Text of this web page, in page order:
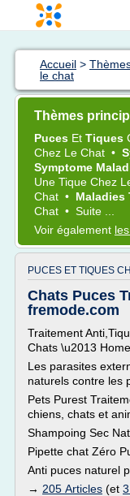
Accueil >
le chat
Thèmes
Puces Et Tiques
Chez Le Chat •
Symptome
Une Tique Chez
Chat • Maladies
Chat • Suite ...
Voir également
PUCES ET TIQUES
Chats Puces
fremode.com
Traitement
Chats \u2013
Les parasites
naturels contre les
Pets Purest
chiens, chats et
Shampoing Sec
Pipette chat Zéro
Anti puces naturel
→ 205 Articles (et